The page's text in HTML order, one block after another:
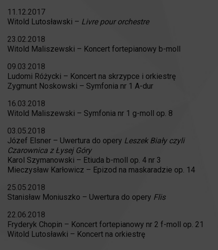
11.12.2017
Witold Lutosławski – Livre pour orchestre
23.02.2018
Witold Maliszewski – Koncert fortepianowy b-moll
09.03.2018
Ludomi Różycki – Koncert na skrzypce i orkiestrę
Zygmunt Noskowski – Symfonia nr 1 A-dur
16.03.2018
Witold Maliszewski – Symfonia nr 1 g-moll op. 8
03.05.2018
Józef Elsner – Uwertura do opery Leszek Biały czyli
Czarownica z Łysej Góry
Karol Szymanowski – Etiuda b-moll op. 4 nr 3
Mieczysław Karłowicz – Epizod na maskaradzie op. 14
25.05.2018
Stanisław Moniuszko – Uwertura do opery Flis
22.06.2018
Fryderyk Chopin – Koncert fortepianowy nr 2 f-moll op. 21
Witold Lutosławki – Koncert na orkiestrę